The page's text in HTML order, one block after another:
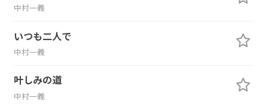
中村一義
いつも二人で
中村一義
叶しみの道
中村一義